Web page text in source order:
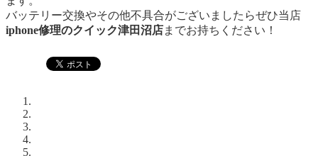
バッテリー交換やその他不具合がございましたらぜひ当店
iphone修理のクイック津田沼店までお持ちください！